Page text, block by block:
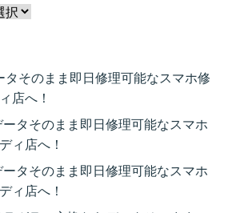
タそのまま即日修理可能なスマホ修
店へ！
タそのまま即日修理可能なスマホ
ィ店へ！
タそのまま即日修理可能なスマホ
ィ店へ！